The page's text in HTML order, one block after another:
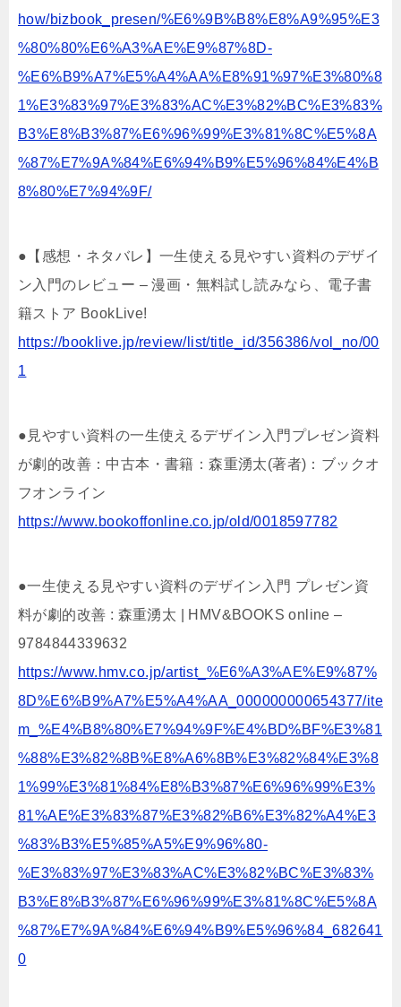
how/bizbook_presen/%E6%9B%B8%E8%A9%95%E3
%80%80%E6%A3%AE%E9%87%8D-
%E6%B9%A7%E5%A4%AA%E8%91%97%E3%80%8
1%E3%83%97%E3%83%AC%E3%82%BC%E3%83%
B3%E8%B3%87%E6%96%99%E3%81%8C%E5%8A
%87%E7%9A%84%E6%94%B9%E5%96%84%E4%B
8%80%E7%94%9F/
●【感想・ネタバレ】一生使える見やすい資料のデザイ
ン入門のレビュー – 漫画・無料試し読みなら、電子書
籍ストア BookLive!
https://booklive.jp/review/list/title_id/356386/vol_no/00
1
●見やすい資料の一生使えるデザイン入門プレゼン資料
が劇的改善：中古本・書籍：森重湧太(著者)：ブックオ
フオンライン
https://www.bookoffonline.co.jp/old/0018597782
●一生使える見やすい資料のデザイン入門 プレゼン資
料が劇的改善 : 森重湧太 | HMV&BOOKS online –
9784844339632
https://www.hmv.co.jp/artist_%E6%A3%AE%E9%87%
8D%E6%B9%A7%E5%A4%AA_000000000654377/ite
m_%E4%B8%80%E7%94%9F%E4%BD%BF%E3%81
%88%E3%82%8B%E8%A6%8B%E3%82%84%E3%8
1%99%E3%81%84%E8%B3%87%E6%96%99%E3%
81%AE%E3%83%87%E3%82%B6%E3%82%A4%E3
%83%B3%E5%85%A5%E9%96%80-
%E3%83%97%E3%83%AC%E3%82%BC%E3%83%
B3%E8%B3%87%E6%96%99%E3%81%8C%E5%8A
%87%E7%9A%84%E6%94%B9%E5%96%84_682641
0